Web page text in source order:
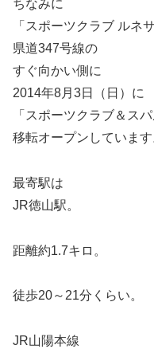
ちなみに
「スポーツクラブ ルネ
県道347号線の
すぐ向かい側に
2014年8月3日（日）に
「スポーツクラブ＆ス
移転オープンしています
最寄駅は
JR徳山駅。
距離約1.7キロ。
徒歩20～21分くらい。
JR山陽本線